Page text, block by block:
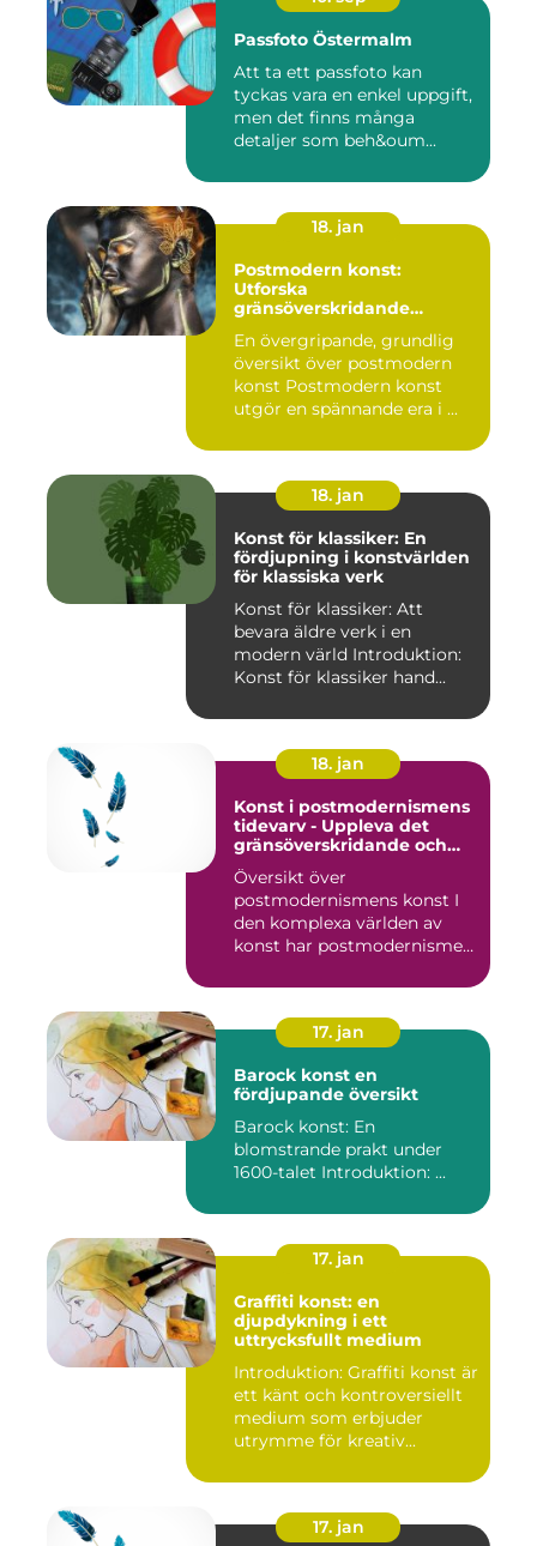
Passfoto Östermalm
Att ta ett passfoto kan
tyckas vara en enkel uppgift,
men det finns många
detaljer som beh&oum...
18. jan
Postmodern konst:
Utforska
gränsöverskridande
En övergripande, grundlig
översikt över postmodern
konst Postmodern konst
utgör en spännande era i ...
18. jan
Konst för klassiker: En
fördjupning i konstvärlden
för klassiska verk
Konst för klassiker: Att
bevara äldre verk i en
modern värld Introduktion:
Konst för klassiker hand...
18. jan
Konst i postmodernismens
tidevarv - Uppleva det
gränsöverskridande och
mångfacetterade
Översikt över
postmodernismens konst I
den komplexa världen av
konst har postmodernismen
17. jan
Barock konst en
fördjupande översikt
Barock konst: En
blomstrande prakt under
1600-talet Introduktion: ...
17. jan
Graffiti konst: en
djupdykning i ett
uttrycksfullt medium
Introduktion: Graffiti konst är
ett känt och kontroversiellt
medium som erbjuder
utrymme för kreativ...
17. jan